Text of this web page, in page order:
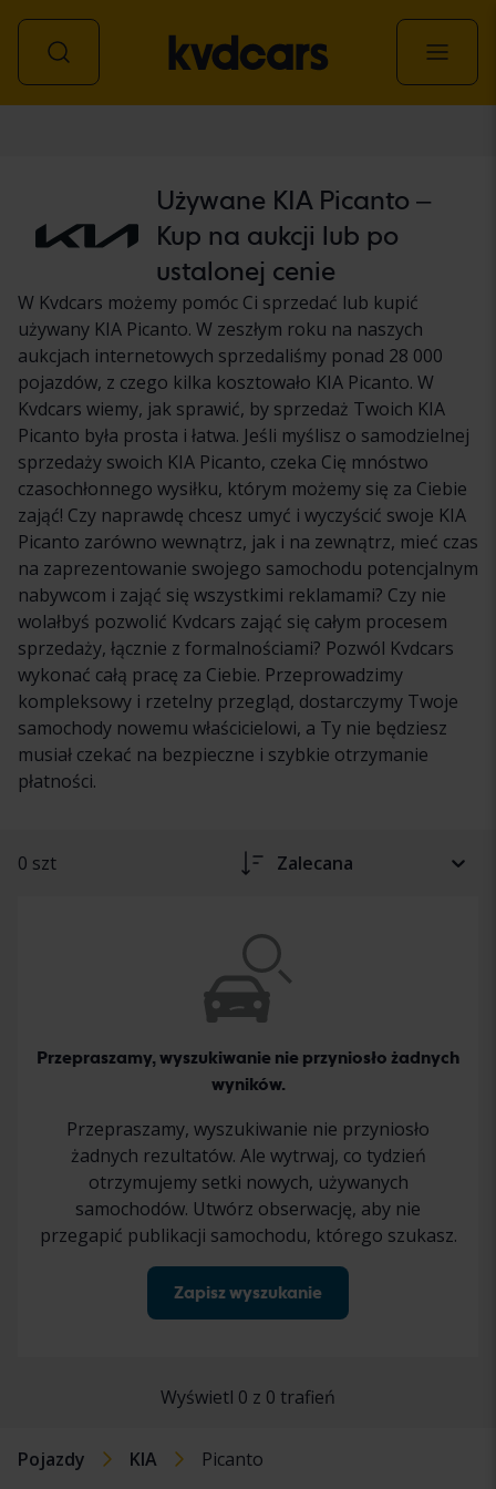
Używane KIA Picanto –
Kup na aukcji lub po
ustalonej cenie
W Kvdcars możemy pomóc Ci sprzedać lub kupić
używany KIA Picanto. W zeszłym roku na naszych
aukcjach internetowych sprzedaliśmy ponad 28 000
pojazdów, z czego kilka kosztowało KIA Picanto. W
Kvdcars wiemy, jak sprawić, by sprzedaż Twoich KIA
Picanto była prosta i łatwa. Jeśli myślisz o samodzielnej
sprzedaży swoich KIA Picanto, czeka Cię mnóstwo
czasochłonnego wysiłku, którym możemy się za Ciebie
zająć! Czy naprawdę chcesz umyć i wyczyścić swoje KIA
Picanto zarówno wewnątrz, jak i na zewnątrz, mieć czas
na zaprezentowanie swojego samochodu potencjalnym
nabywcom i zająć się wszystkimi reklamami? Czy nie
wolałbyś pozwolić Kvdcars zająć się całym procesem
sprzedaży, łącznie z formalnościami? Pozwól Kvdcars
wykonać całą pracę za Ciebie. Przeprowadzimy
kompleksowy i rzetelny przegląd, dostarczymy Twoje
samochody nowemu właścicielowi, a Ty nie będziesz
musiał czekać na bezpieczne i szybkie otrzymanie
płatności.
0 szt Zalecana
Przepraszamy, wyszukiwanie nie przyniosło żadnych
wyników.
Przepraszamy, wyszukiwanie nie przyniosło
żadnych rezultatów. Ale wytrwaj, co tydzień
otrzymujemy setki nowych, używanych
samochodów. Utwórz obserwację, aby nie
przegapić publikacji samochodu, którego szukasz.
Zapisz wyszukanie
Wyświetl 0 z 0 trafień
Pojazdy KIA Picanto